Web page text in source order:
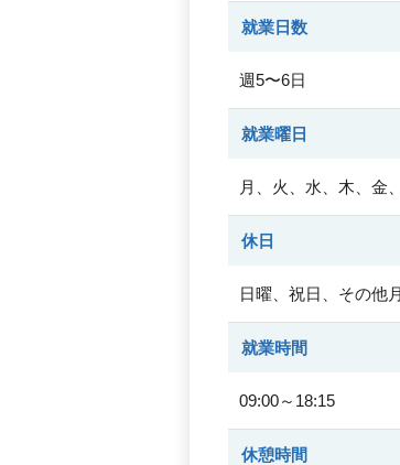
就業日数
週5〜6日
就業曜日
月、火、水、木、金
休日
日曜、祝日、その他
就業時間
09:00～18:15
休憩時間